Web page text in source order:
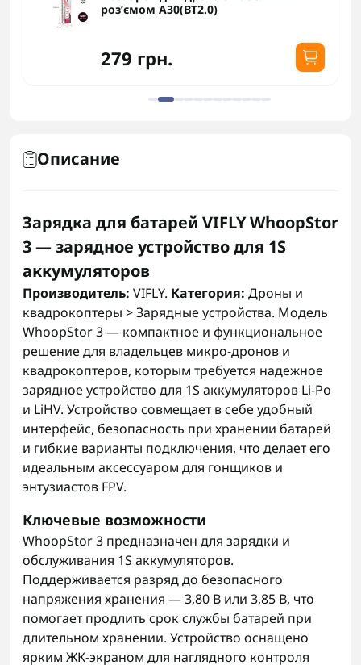
роз’ємом A30(BT2.0)
279 грн.
Описание
Зарядка для батарей VIFLY WhoopStor
3 — зарядное устройство для 1S
аккумуляторов
Производитель: VIFLY. Категория: Дроны и
квадрокоптеры > Зарядные устройства. Модель
WhoopStor 3 — компактное и функциональное
решение для владельцев микро-дронов и
квадрокоптеров, которым требуется надежное
зарядное устройство для 1S аккумуляторов Li-Po
и LiHV. Устройство совмещает в себе удобный
интерфейс, безопасность при хранении батарей
и гибкие варианты подключения, что делает его
идеальным аксессуаром для гонщиков и
энтузиастов FPV.
Ключевые возможности
WhoopStor 3 предназначен для зарядки и
обслуживания 1S аккумуляторов.
Поддерживается разряд до безопасного
напряжения хранения — 3,80 В или 3,85 В, что
помогает продлить срок службы батарей при
длительном хранении. Устройство оснащено
ярким ЖК-экраном для наглядного контроля